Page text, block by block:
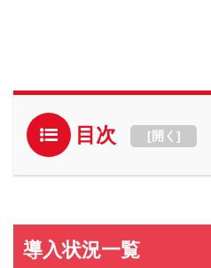
目次 [開く ]
導入状況一覧